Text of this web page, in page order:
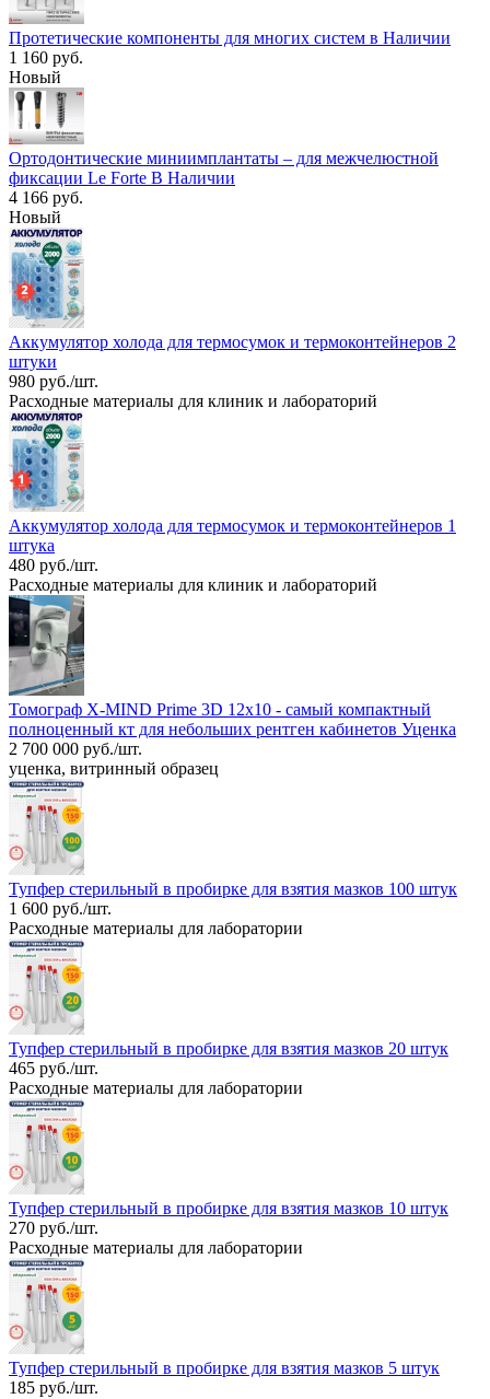
Протетические компоненты для многих систем в Наличии
1 160 руб.
Новый
Ортодонтические миниимплантаты – для межчелюстной
фиксации Le Forte В Наличии
4 166 руб.
Новый
Аккумулятор холода для термосумок и термоконтейнеров 2
штуки
980 руб./шт.
Расходные материалы для клиник и лабораторий
Аккумулятор холода для термосумок и термоконтейнеров 1
штука
480 руб./шт.
Расходные материалы для клиник и лабораторий
Томограф X-MIND Prime 3D 12x10 - самый компактный
полноценный кт для небольших рентген кабинетов Уценка
2 700 000 руб./шт.
уценка, витринный образец
Тупфер стерильный в пробирке для взятия мазков 100 штук
1 600 руб./шт.
Расходные материалы для лаборатории
Тупфер стерильный в пробирке для взятия мазков 20 штук
465 руб./шт.
Расходные материалы для лаборатории
Тупфер стерильный в пробирке для взятия мазков 10 штук
270 руб./шт.
Расходные материалы для лаборатории
Тупфер стерильный в пробирке для взятия мазков 5 штук
185 руб./шт.